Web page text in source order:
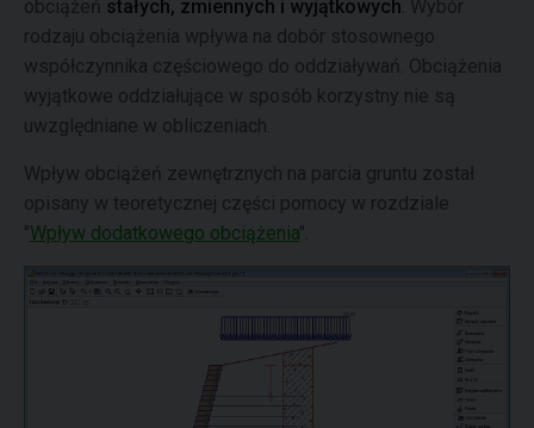
obciążeń stałych, zmiennych i wyjątkowych . Wybór
rodzaju obciążenia wpływa na dobór stosownego
współczynnika częściowego do oddziaływań. Obciążenia
wyjątkowe oddziałujące w sposób korzystny nie są
uwzględniane w obliczeniach.
Wpływ obciążeń zewnętrznych na parcia gruntu został
opisany w teoretycznej części pomocy w rozdziale
"Wpływ dodatkowego obciążenia".